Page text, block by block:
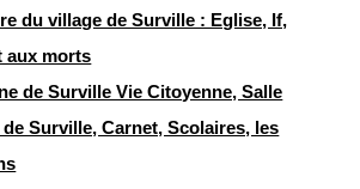
du village de Surville : Eglise, If,
aux morts
de Surville Vie Citoyenne, Salle
Surville, Carnet, Scolaires, les